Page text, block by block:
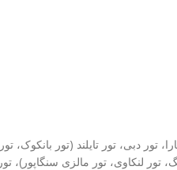
تور دبی، تور تایلند (تور بانکوک، تور
تور لنکاوی، تور مالزی سنگاپور)، تور